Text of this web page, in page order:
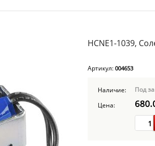
HCNE1-1039,
Артикул: 004653
Наличие:
Под
Цена: